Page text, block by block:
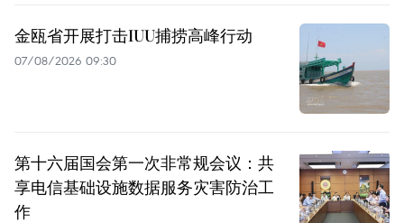
金瓯省开展打击IUU捕捞高峰行动
07/08/2026 09:30
第十六届国会第一次非常规会议：共
享电信基础设施数据服务灾害防治工
作